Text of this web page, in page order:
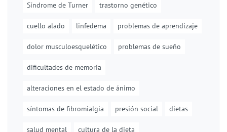
Síndrome de Turner trastorno genético
cuello alado linfedema problemas de aprendizaje
dolor musculoesquelético problemas de sueño
dificultades de memoria
alteraciones en el estado de ánimo
síntomas de fibromialgia presión social dietas
salud mental cultura de la dieta